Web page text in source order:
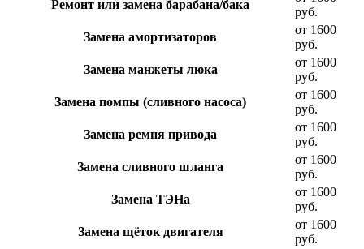
Ремонт или замена барабана/бака
руб.
Замена амортизаторов
от 1600
руб.
Замена манжеты люка
от 1600
руб.
Замена помпы (сливного насоса)
от 1600
руб.
Замена ремня привода
от 1600
руб.
Замена сливного шланга
от 1600
руб.
Замена ТЭНа
от 1600
руб.
Замена щёток двигателя
от 1600
руб.